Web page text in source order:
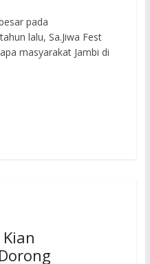
pada
lalu, Sa.Jiwa Fest
masyarakat Jambi di